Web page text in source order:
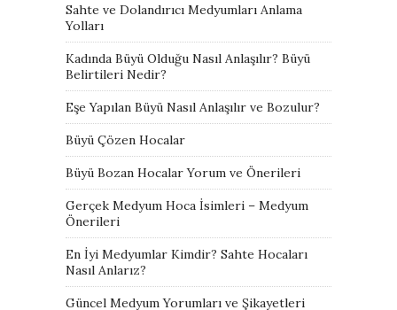
Sahte ve Dolandırıcı Medyumları Anlama
Yolları
Kadında Büyü Olduğu Nasıl Anlaşılır? Büyü
Belirtileri Nedir?
Eşe Yapılan Büyü Nasıl Anlaşılır ve Bozulur?
Büyü Çözen Hocalar
Büyü Bozan Hocalar Yorum ve Önerileri
Gerçek Medyum Hoca İsimleri – Medyum
Önerileri
En İyi Medyumlar Kimdir? Sahte Hocaları
Nasıl Anlarız?
Güncel Medyum Yorumları ve Şikayetleri